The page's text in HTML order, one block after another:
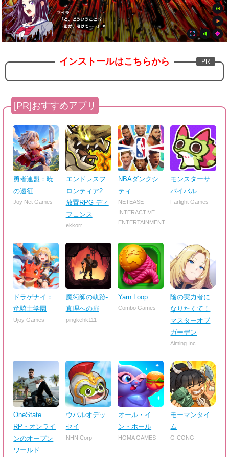
インストールはこちらから
勇者連盟：暁
の遠征
Joy Net Games
エンドレスフ
ロンティア2
放置RPG ディ
フェンス
ekkorr
NBAダンクシ
ティ
NETEASE
INTERACTIVE
ENTERTAINMENT
モンスターサ
バイバル
Farlight Games
ドラゲナイ：
竜騎士学園
Ujoy Games
魔術師の軌跡-
真理への扉
pingkehk111
Yarn Loop
Combo Games
陰の実力者に
なりたくて！
マスターオブ
ガーデン
Aiming Inc
OneState
RP・オンライ
ンのオープン
ワールド
ウパルオデッ
セイ
NHN Corp
オール・イ
ン・ホール
HOMA GAMES
モーマンタイ
ム
G-CONG